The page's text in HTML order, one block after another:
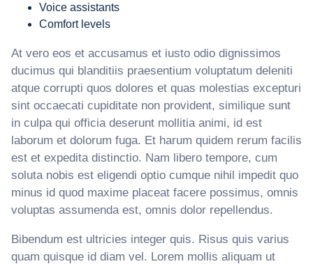
Voice assistants
Comfort levels
At vero eos et accusamus et iusto odio dignissimos
ducimus qui blanditiis praesentium voluptatum deleniti
atque corrupti quos dolores et quas molestias excepturi
sint occaecati cupiditate non provident, similique sunt
in culpa qui officia deserunt mollitia animi, id est
laborum et dolorum fuga. Et harum quidem rerum facilis
est et expedita distinctio. Nam libero tempore, cum
soluta nobis est eligendi optio cumque nihil impedit quo
minus id quod maxime placeat facere possimus, omnis
voluptas assumenda est, omnis dolor repellendus.
Bibendum est ultricies integer quis. Risus quis varius
quam quisque id diam vel. Lorem mollis aliquam ut